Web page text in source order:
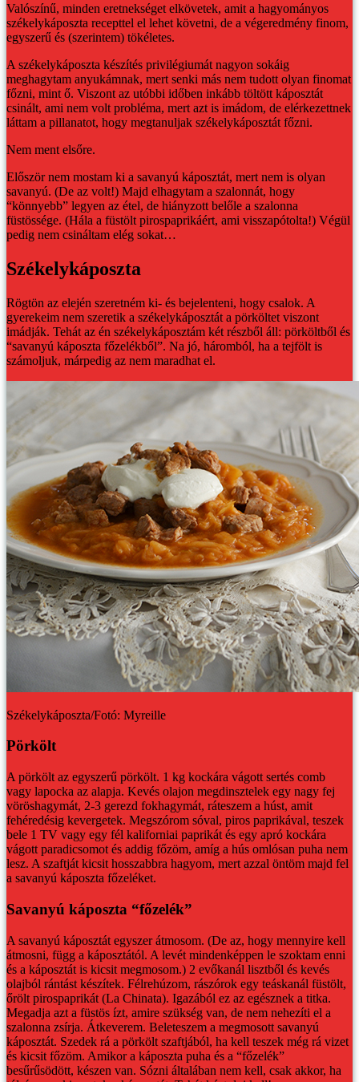
Valószínű, minden eretnekséget elkövetek, amit a hagyományos
székelykáposzta recepttel el lehet követni, de a végeredmény finom,
egyszerű és (szerintem) tökéletes.
A székelykáposzta készítés privilégiumát nagyon sokáig
meghagytam anyukámnak, mert senki más nem tudott olyan finomat
főzni, mint ő. Viszont az utóbbi időben inkább töltött káposztát
csinált, ami nem volt probléma, mert azt is imádom, de elérkezettnek
láttam a pillanatot, hogy megtanuljak székelykáposztát főzni.
Nem ment elsőre.
Először nem mostam ki a savanyú káposztát, mert nem is olyan
savanyú. (De az volt!) Majd elhagytam a szalonnát, hogy
“könnyebb” legyen az étel, de hiányzott belőle a szalonna
füstössége. (Hála a füstölt pirospaprikáért, ami visszapótolta!) Végül
pedig nem csináltam elég sokat…
Székelykáposzta
Rögtön az elején szeretném ki- és bejelenteni, hogy csalok. A
gyerekeim nem szeretik a székelykáposztát a pörköltet viszont
imádják. Tehát az én székelykáposztám két részből áll: pörköltből és
“savanyú káposzta főzelékből”. Na jó, háromból, ha a tejfölt is
számoljuk, márpedig az nem maradhat el.
Székelykáposzta/Fotó: Myreille
Pörkölt
A pörkölt az egyszerű pörkölt. 1 kg kockára vágott sertés comb
vagy lapocka az alapja. Kevés olajon megdinsztelek egy nagy fej
vöröshagymát, 2-3 gerezd fokhagymát, ráteszem a húst, amit
fehéredésig kevergetek. Megszórom sóval, piros paprikával, teszek
bele 1 TV vagy egy fél kaliforniai paprikát és egy apró kockára
vágott paradicsomot és addig főzöm, amíg a hús omlósan puha nem
lesz. A szaftját kicsit hosszabbra hagyom, mert azzal öntöm majd fel
a savanyú káposzta főzeléket.
Savanyú káposzta “főzelék”
A savanyú káposztát egyszer átmosom. (De az, hogy mennyire kell
átmosni, függ a káposztától. A levét mindenképpen le szoktam enni
és a káposztát is kicsit megmosom.) 2 evőkanál lisztből és kevés
olajból rántást készítek. Félrehúzom, rászórok egy teáskanál füstölt,
őrölt pirospaprikát (La Chinata). Igazából ez az egésznek a titka.
Megadja azt a füstös ízt, amire szükség van, de nem nehezíti el a
szalonna zsírja. Átkeverem. Beleteszem a megmosott savanyú
káposztát. Szedek rá a pörkölt szaftjából, ha kell teszek még rá vizet
és kicsit főzöm. Amikor a káposzta puha és a “főzelék”
besűrűsödött, készen van. Sózni általában nem kell, csak akkor, ha